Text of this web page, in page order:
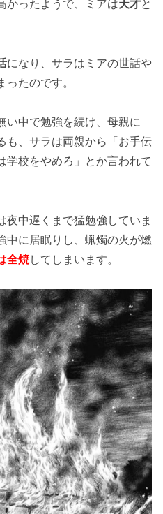
かったようで、ミアは天才と
になり、サラはミアの世話や
たのです。
い中で勉強を続け、母親に
も、サラは両親から「お手伝
学校をやめろ」とか言われて
夜中遅くまで猛勉強していま
中に居眠りし、蝋燭の火が燃
全焼してしまいます。